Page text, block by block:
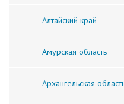
Алтайский край
Амурская область
Архангельская